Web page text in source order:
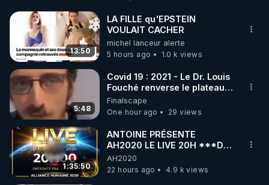
Détoxification" de Robert Morse dans sa nouvelle
édition améliorée :
▶ https://www.rgnr.fr/produit.html?specif=1
Découvrez l'extracteur REVO 830 Kuvings  avec le
code réduction de 10 % sur toute la boutique
Warmcook:
https://www.warmcook.com/14-kuvings
Méditez avec l'incroyable application de
régénération, Envol.app
13:50
LA FILLE qu'EPSTEIN
VOULAIT CACHER
michel lanceur alerte
5 hours ago
1.0 k views
5:48
Covid 19 : 2021 - Le Dr. Louis
Fouché renverse le plateau
de CNews !
Finalscape
One hour ago
29 views
1:35:50
ANTOINE PRÉSENTE
AH2020 LE LIVE 20H ***DU
06/08/2026***
AH2020
22 hours ago
4.9 k views